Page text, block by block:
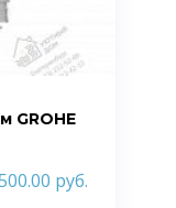
GROHE
руб.